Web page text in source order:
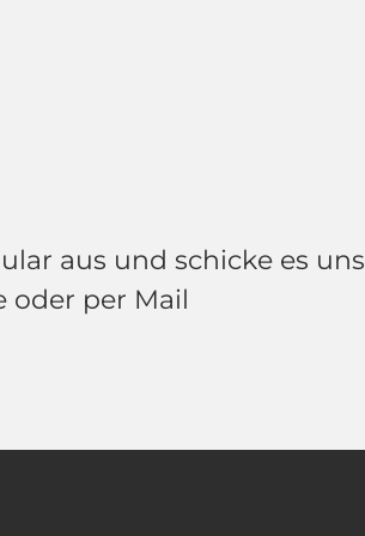
aus und schicke es uns
oder per Mail